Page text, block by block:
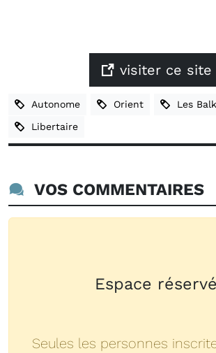
visiter ce site
Autonome Orient Les
Libertaire
VOS COMMENTAIRES
Espace réservé
Seules les personnes